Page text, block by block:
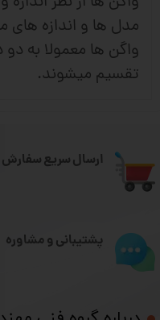
مدل ها و اندازه
واگن ها معمولا به دو
تقسیم میشوند.
ارسال سریع سفارش
پشتیبانی و مشاوره